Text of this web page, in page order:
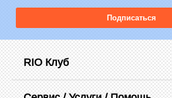
Подписаться
RIO Клуб